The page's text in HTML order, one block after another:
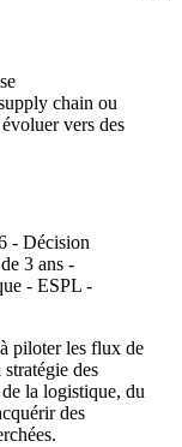
chain ou
vers des
- Décision
3 ans -
- ESPL -
piloter les flux de
des
la logistique, du
des